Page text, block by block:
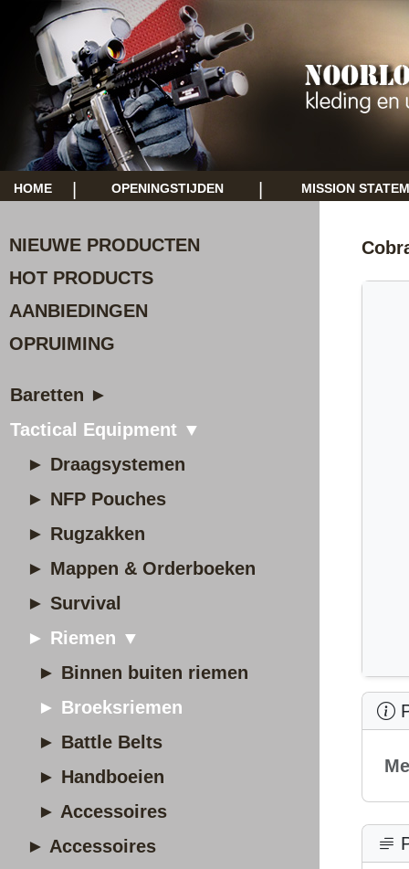
HOME OPENINGSTIJDEN MISSION
NIEUWE PRODUCTEN
HOT PRODUCTS
AANBIEDINGEN
OPRUIMING
Baretten ►
Tactical Equipment ▼
► Draagsystemen
► NFP Pouches
► Rugzakken
► Mappen & Orderboeken
► Survival
► Riemen ▼
► Binnen buiten riemen
► Broeksriemen
► Battle Belts
► Handboeien
► Accessoires
► Accessoires